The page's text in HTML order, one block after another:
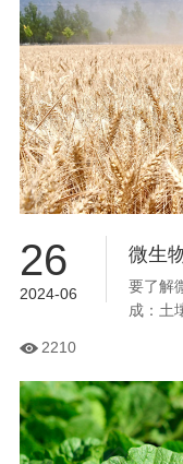
26
2024-06
微生
要了解
成：土
害菌
病、白
2210